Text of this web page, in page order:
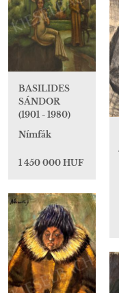
BASILIDES
SÁNDOR
(1901 - 1980)
Nímfák
1 450 000 HUF